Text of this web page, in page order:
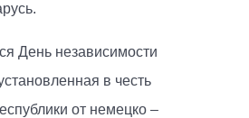
День независимости
в честь
от немецко –